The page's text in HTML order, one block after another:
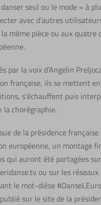
seul ou le mode « à
avec d’autres
même pièce ou aux quatre
par la voix d’Angelin
française, ils se mettent
s’échauffent puis
la chorégraphie.
de la présidence
européenne, un montage
qui auront été partagées sur
ou sur les réseaux
le mot-dièse
sur le site de la